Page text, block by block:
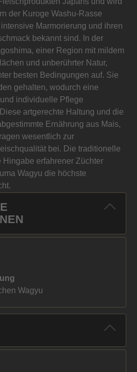
der Kuroge Washu-Rasse
Marmorierung und ihren
bekannt sind. In der
einer Region mit mildem
und unberührter Natur,
besten Bedingungen auf. Sie
gehalten, wodurch eine
individuelle Pflege
artgerechte Haltung und die
Ernährung aus Mais,
wesentlich zur
bei. Die traditionelle
erfahrener Züchter
Wagyu die höchste
Wagyu